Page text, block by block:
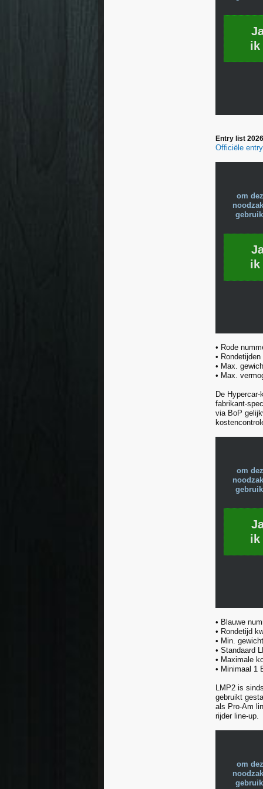
ik
Entry list 2026
Officiële
om
ik
• Rode
•
• Max.
• Max.
De
fabrikant-
via BoP
om
ik
• Blauwe
• Rondetijd
• Min.
• Standaard
• Maximale
• Minimaal 1
LMP2 is
gebruikt
als Pro-Am
rijder line-up.
om